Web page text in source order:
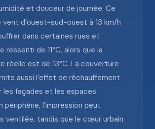
et douceur de journée. Ce
vent d’ouest-sud-ouest à 13 km/h
dans certaines rues et
ressenti de 11°C, alors que la
réelle est de 13°C. La couverture
aussi l’effet de réchauffement
les façades et les espaces
périphérie, l’impression peut
ventilée, tandis que le cœur urbain